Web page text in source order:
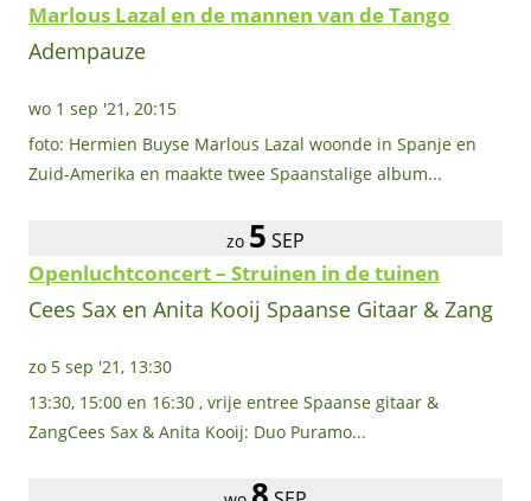
Marlous Lazal en de mannen van de Tango
Adempauze
wo 1 sep '21, 20:15
foto: Hermien Buyse Marlous Lazal woonde in Spanje en
Zuid-Amerika en maakte twee Spaanstalige album...
zo 5 SEP
Openluchtconcert – Struinen in de tuinen
Cees Sax en Anita Kooij Spaanse Gitaar & Zang
zo 5 sep '21, 13:30
13:30, 15:00 en 16:30 , vrije entree Spaanse gitaar &
ZangCees Sax & Anita Kooij: Duo Puramo...